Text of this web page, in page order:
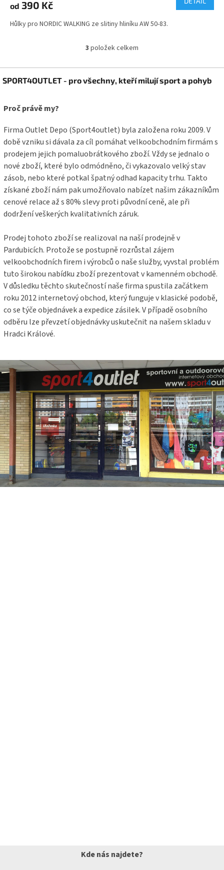
od 390 Kč
Hůlky pro NORDIC WALKING ze slitiny hliníku AW 50-83.
O
l
á
p
r
v
k
y
v
ý
p
i
s
3 položek celkem
á
a
SPORT4OUTLET - pro všechny, kteří milují sport a pohyb
Proč právě my?
Firma Outlet Depo (Sport4outlet) byla založena roku 2009. V
době vzniku si dávala za cíl pomáhat velkoobchodním firmám s
prodejem jejich pomaluobrátkového zboží. Vždy se jednalo o
nové zboží, které bylo odmódněno, či vykazovalo velký stav
zásob, nebo které potkal špatný odhad kapacity trhu. Takto
získané zboží nám pak umožňovalo nabízet našim zákazníkům
cenové relace až s 80% slevy proti původní ceně, ale při
dodržení veškerých kvalitativních záruk.
Prodej tohoto zboží se realizoval na naší prodejně v
Pardubicích. Protože se postupně rozrůstal zájem
velkoobchodních firem i výrobců o naše služby, vyvstal problém
tuto širokou nabídku zboží prezentovat v kamenném obchodě.
V důsledku těchto skutečností naše firma spustila začátkem
roku 2012 internetový obchod, který funguje v klasické podobě,
co se týče objednávek a expedice zásilek. V případě osobního
odběru lze převzetí objednávky uskutečnit na našem skladu v
Hradci Králové.
Kde nás najdete?